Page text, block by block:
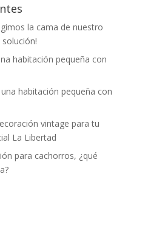
la cama de nuestro
solución!
habitación pequeña con
habitación pequeña con
vintage para tu
La Libertad
para cachorros, ¿qué